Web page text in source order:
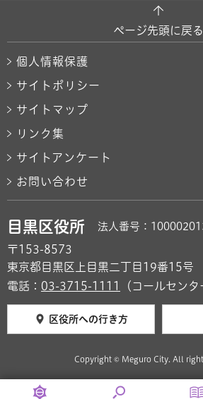
ページ先頭に戻る
個人情報保護
サイトポリシー
サイトマップ
リンク集
サイトアンケート
お問い合わせ
目黒区役所 法人番号：
〒153-8573
東京都目黒区上目黒二丁目19番15号
電話： 03-3715-1111 （コールセンタ
区役所への行き方
Copyright © Meguro City. All